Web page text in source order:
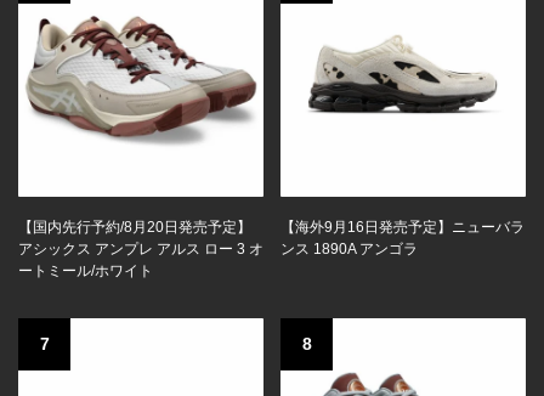
【国内先行予約/8月20日発売予定】
アシックス アンプレ アルス ロー 3 オ
ートミール/ホワイト
【海外9月16日発売予定】ニューバラ
ンス 1890A アンゴラ
7 8